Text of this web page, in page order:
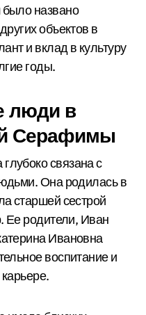
названо
объектов в
и вклад в культуру
годы.
люди в
Серафимы
связана с
Она родилась в
старшей сестрой
Ее родители, Иван
Ивановна
воспитание и